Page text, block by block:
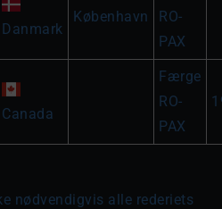
Danmark
København
RO-
PAX
Canada
Færge
RO-
PAX
nødvendigvis alle rederiets